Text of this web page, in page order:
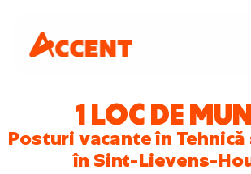
1 LOC DE
Posturi vacante în
în Sint-Lievens-